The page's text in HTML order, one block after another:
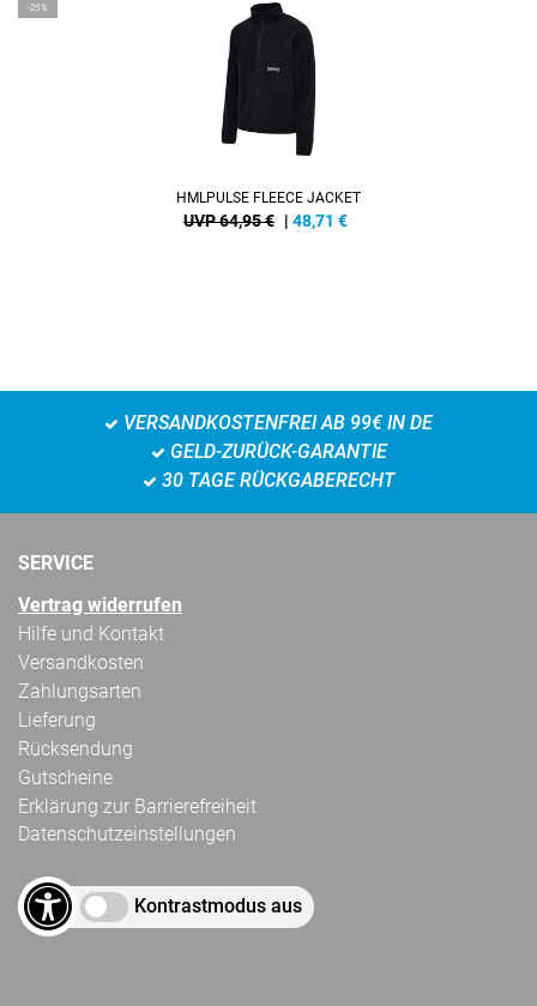
-25%
HMLPULSE FLEECE JACKET
UVP 64,95 € | 48,71 €
VERSANDKOSTENFREI AB 99€ IN DE
GELD-ZURÜCK-GARANTIE
30 TAGE RÜCKGABERECHT
SERVICE
Vertrag widerrufen
Hilfe und Kontakt
Versandkosten
Zahlungsarten
Lieferung
Rücksendung
Gutscheine
Erklärung zur Barrierefreiheit
Datenschutzeinstellungen
Kontrastmodus aus